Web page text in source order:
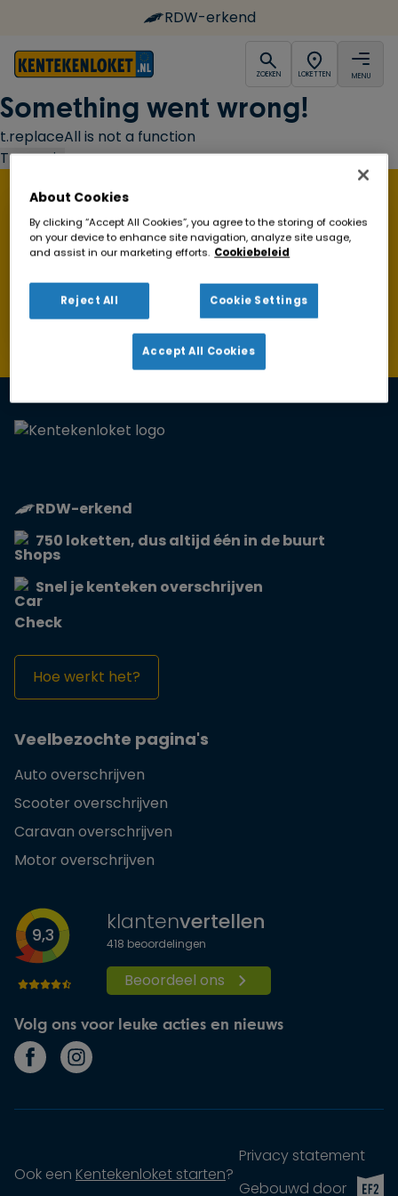
RDW-erkend
open
ZOEKEN LOKETTEN MENU
Something went wrong!
t.replaceAll is not a function
Try again
Vind een Kentekenloket in de buurt!
Toon alleen geopende loketten
RDW-erkend
750 loketten, dus altijd één in de buurt
Snel je kenteken overschrijven
Hoe werkt het?
Veelbezochte pagina's
Auto overschrijven
Scooter overschrijven
Caravan overschrijven
Motor overschrijven
9,3 klantenvertellen
418 beoordelingen
Beoordeel ons
Volg ons voor leuke acties en nieuws
Ook een Kentekenloket starten?
Privacy statement
Gebouwd doorEF2
About Cookies
By clicking “Accept All Cookies”, you agree to the storing of cookies
on your device to enhance site navigation, analyze site usage,
and assist in our marketing efforts. Cookiebeleid
Reject All Cookie Settings
Accept All Cookies